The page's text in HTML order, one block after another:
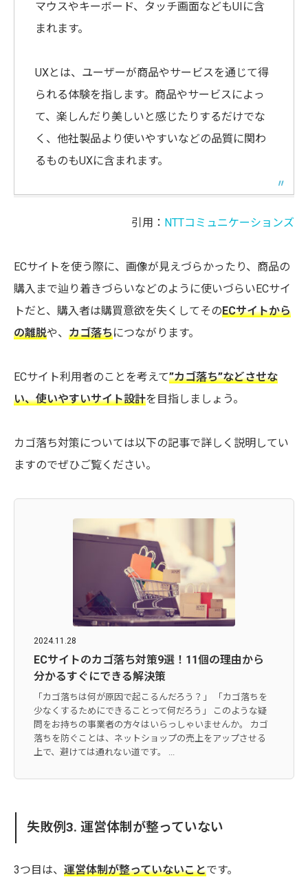
マウスやキーボード、タッチ画面などもUIに含
まれます。
UXとは、ユーザーが商品やサービスを通じて得
られる体験を指します。商品やサービスによっ
て、楽しんだり美しいと感じたりするだけでな
く、他社製品より使いやすいなどの品質に関わ
るものもUXに含まれます。
引用： NTTコミュニケーションズ
ECサイトを使う際に、画像が見えづらかったり、商品の
購入まで辿り着きづらいなどのように使いづらいECサイ
トだと、購入者は購買意欲を失くしてそのECサイトから
の離脱や、 カゴ落ちにつながります。
ECサイト利用者のことを考えて”カゴ落ち”などさせな
い、使いやすいサイト設計を目指しましょう。
カゴ落ち対策については以下の記事で詳しく説明してい
ますのでぜひご覧ください。
2024.11.28
ECサイトのカゴ落ち対策9選！11個の理由から
分かるすぐにできる解決策
「カゴ落ちは何が原因で起こるんだろう？」 「カゴ落ちを
少なくするためにできることって何だろう」 このような疑
問をお持ちの事業者の方々はいらっしゃいませんか。 カゴ
落ちを防ぐことは、ネットショップの売上をアップさせる
上で、避けては通れない道です。 ...
失敗例3. 運営体制が整っていない
3つ目は、 運営体制が整っていないことです。